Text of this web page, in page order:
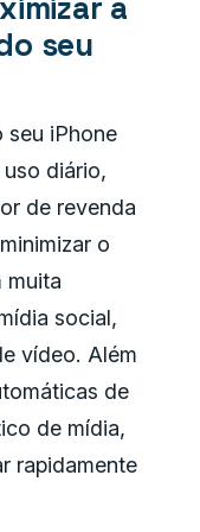
a
seu
seu iPhone
diário,
de revenda
o
muita
social,
vídeo. Além
de
de mídia,
rapidamente